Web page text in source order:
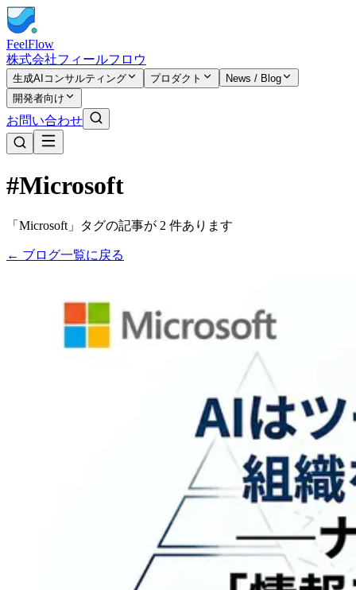
FeelFlow
株式会社フィールフロウ
生成AIコンサルティング プロダクト
News / Blog
開発者向け
お問い合わせ
#Microsoft
「Microsoft」タグの記事が 2 件あります
← ブログ一覧に戻る